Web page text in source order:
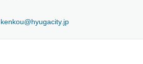
kenkou@hyugacity.jp